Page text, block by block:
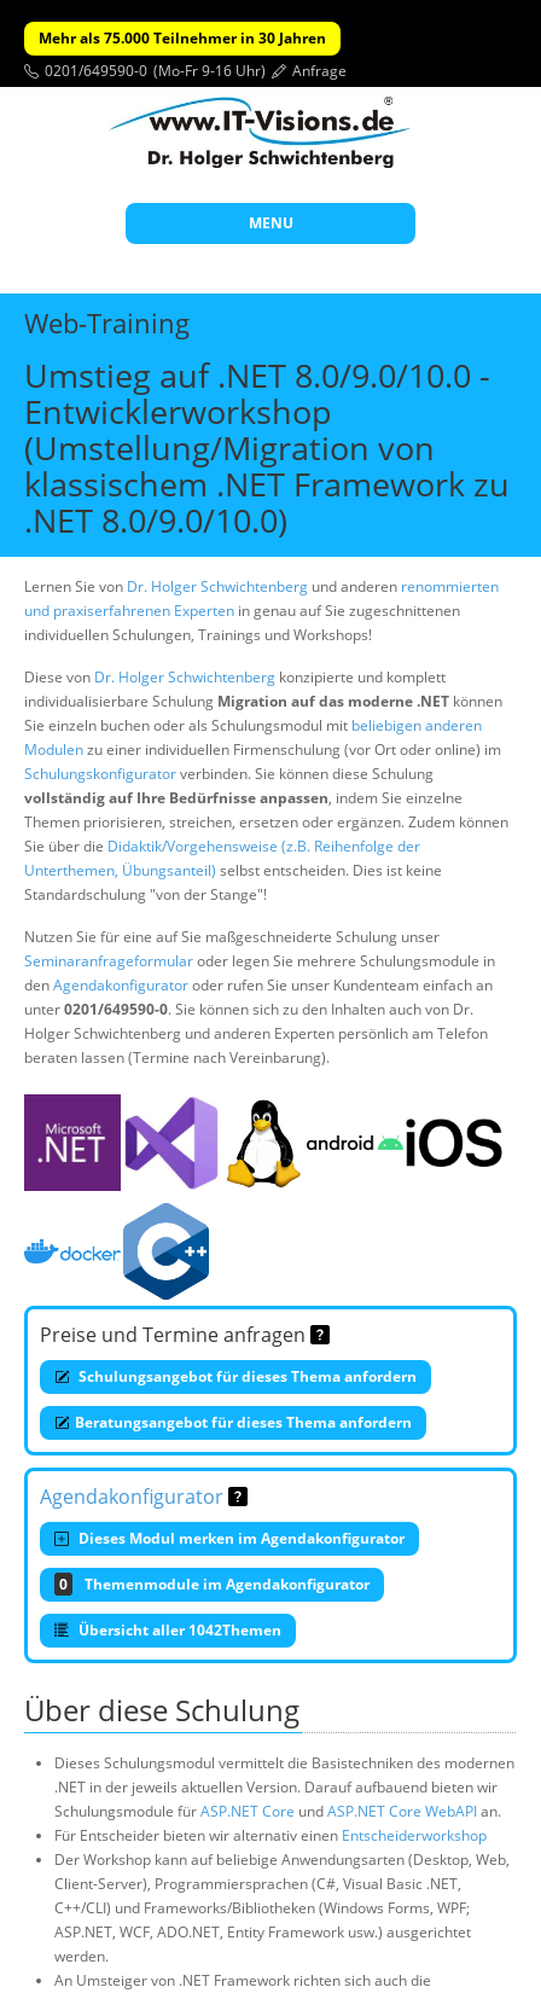
Mehr als 75.000 Teilnehmer in 30 Jahren
0201/649590-0 (Mo-Fr 9-16 Uhr) Anfrage
MENU
Start
Themen
Beratung
Individuelle Schulungen
Offene Seminare
Wissen
Über uns
Suche
Web-Training
Umstieg auf .NET 8.0/9.0/10.0 -
Entwicklerworkshop
(Umstellung/Migration von
klassischem .NET Framework zu
.NET 8.0/9.0/10.0)
Lernen Sie von Dr. Holger Schwichtenberg und anderen renommierten
und praxiserfahrenen Experten in genau auf Sie zugeschnittenen
individuellen Schulungen, Trainings und Workshops!
Diese von Dr. Holger Schwichtenberg konzipierte und komplett
individualisierbare Schulung Migration auf das moderne .NET können
Sie einzeln buchen oder als Schulungsmodul mit beliebigen anderen
Modulenzu einer individuellen Firmenschulung (vor Ort oder online) im
Schulungskonfiguratorverbinden. Sie können diese Schulung
vollständig auf Ihre Bedürfnisse anpassen, indem Sie einzelne
Themen priorisieren, streichen, ersetzen oder ergänzen. Zudem können
Sie über die Didaktik/Vorgehensweise (z.B. Reihenfolge der
Unterthemen, Übungsanteil) selbst entscheiden. Dies ist keine
Standardschulung "von der Stange"!
Nutzen Sie für eine auf Sie maßgeschneiderte Schulung unser
Seminaranfrageformularoder legen Sie mehrere Schulungsmodule in
denAgendakonfiguratoroder rufen Sie unser Kundenteam einfach an
unter0201/649590-0. Sie können sich zu den Inhalten auch von Dr.
Holger Schwichtenberg und anderen Experten persönlich am Telefon
beraten lassen (Termine nach Vereinbarung).
Preise und Termine anfragen
Schulungsangebot für dieses Thema anfordern
Beratungsangebot für dieses Thema anfordern
Agendakonfigurator
Dieses Modul merken im Agendakonfigurator
0 Themenmodule im Agendakonfigurator
Übersicht aller 1042Themen
Über diese Schulung
Dieses Schulungsmodul vermittelt die Basistechniken des modernen
.NET in der jeweils aktuellen Version. Darauf aufbauend bieten wir
Schulungsmodule fürASP.NET Core undASP.NET Core WebAPIan.
Für Entscheider bieten wir alternativ einen Entscheiderworkshop
Der Workshop kann auf beliebige Anwendungsarten (Desktop, Web,
Client-Server), Programmiersprachen (C#, Visual Basic .NET,
C++/CLI) und Frameworks/Bibliotheken (Windows Forms, WPF;
ASP.NET, WCF, ADO.NET, Entity Framework usw.) ausgerichtet
werden.
An Umsteiger von .NET Framework richten sich auch die